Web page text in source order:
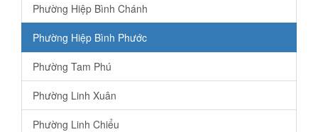
Phường Hiệp Bình Chánh
Phường Hiệp Bình Phước
Phường Tam Phú
Phường Linh Xuân
Phường Linh Chiểu